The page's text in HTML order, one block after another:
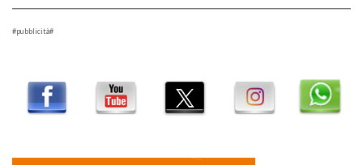
#pubblicità#